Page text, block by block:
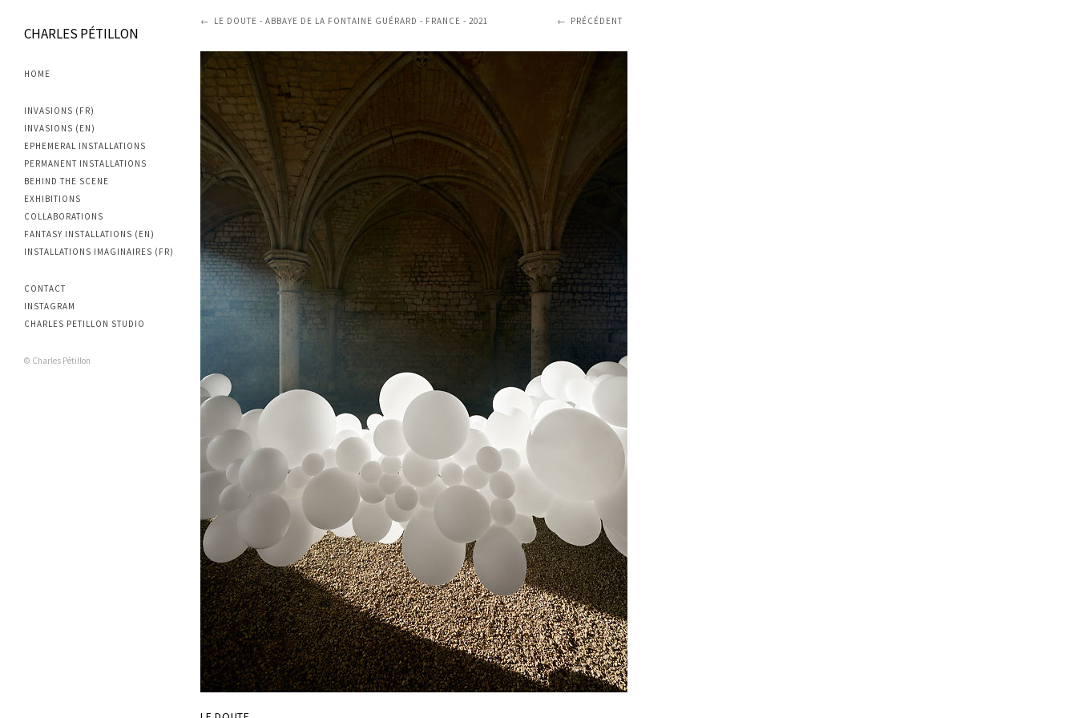
CHARLES PÉTILLON
HOME
INVASIONS (FR)
INVASIONS (EN)
EPHEMERAL INSTALLATIONS
PERMANENT INSTALLATIONS
BEHIND THE SCENE
EXHIBITIONS
COLLABORATIONS
FANTASY INSTALLATIONS (EN)
INSTALLATIONS IMAGINAIRES (FR)
CONTACT
INSTAGRAM
CHARLES PETILLON STUDIO
© Charles Pétillon
PRÉCÉDENT
LE DOUTE - ABBAYE DE LA FONTAINE GUÉRARD - FRANCE - 2021